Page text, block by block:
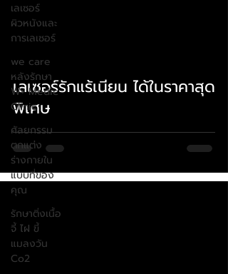
เลเซอร์
ผิวหนังและ
การเลเซอร์
we care
หลังรักษา
W+ Medic
Clinic
ศัลยกรรม
ตกแต่ง
ร่างกายใน
แบบที่ของ
คุณ
รักษาติ่งเนื้อ
จี้ ไฝ ขี้
แมลงวัน
Co2
video
เลเซอร์รักแร้เนียน ได้ในราคาสุด
พิเศษ